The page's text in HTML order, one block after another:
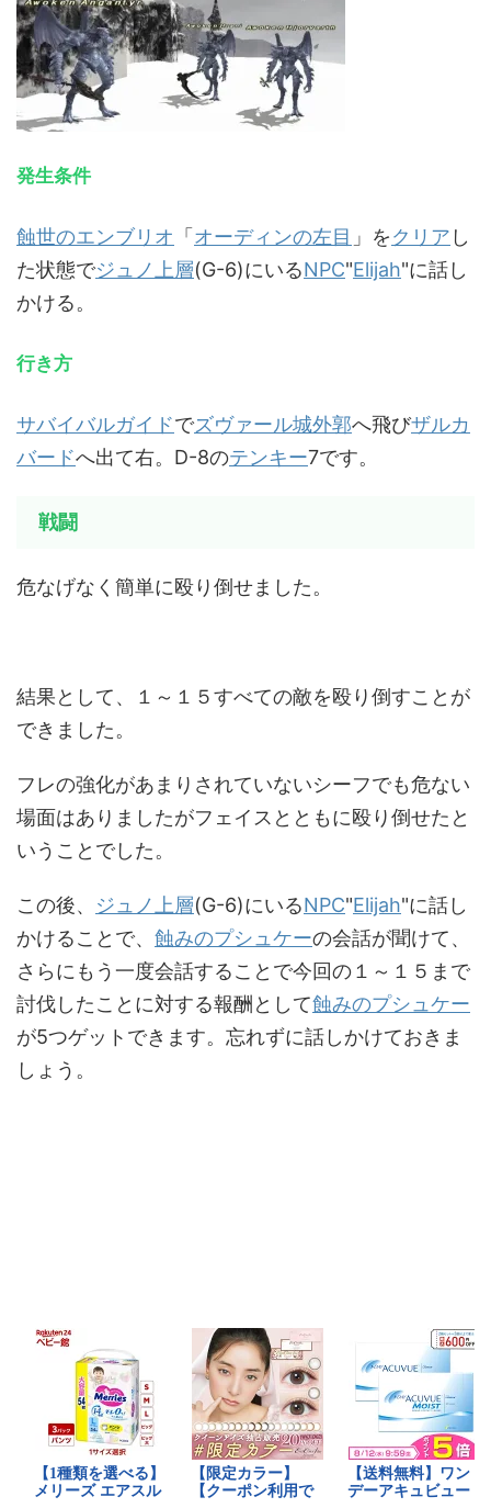
発生条件
蝕世のエンブリオ 「 オーディンの左目 」をクリア し
た状態でジュノ上層(G-6)にいるNPC"Elijah"に話し
かける。
行き方
サバイバルガイドでズヴァール城外郭へ飛びザルカ
バードへ出て右。D-8のテンキー7です。
戦闘
危なげなく簡単に殴り倒せました。
結果として、１～１５すべての敵を殴り倒すことが
できました。
フレの強化があまりされていないシーフでも危ない
場面はありましたがフェイスとともに殴り倒せたと
いうことでした。
この後、 ジュノ上層(G-6)にいるNPC"Elijah"に話し
かけることで、 蝕みのプシュケーの会話が聞けて、
さらにもう一度会話することで今回の１～１５まで
討伐したことに対する報酬として蝕みのプシュケー
が5つゲットできます。忘れずに話しかけておきま
しょう。